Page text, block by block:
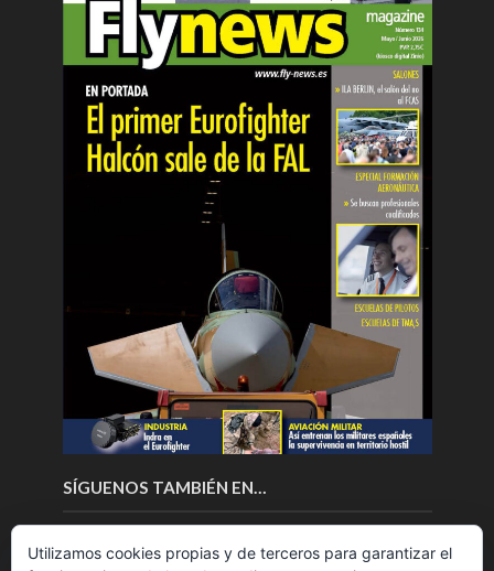
SÍGUENOS TAMBIÉN EN…
Utilizamos cookies propias y de terceros para garantizar el